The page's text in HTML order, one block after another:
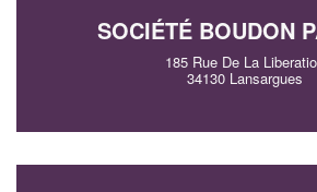
SOCIÉTÉ BOUDON
185 Rue De La
34130 Lansargues